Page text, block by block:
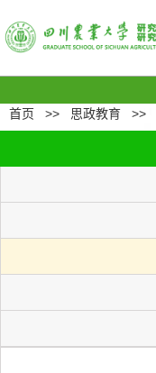
首页 >> 思政教育 >>